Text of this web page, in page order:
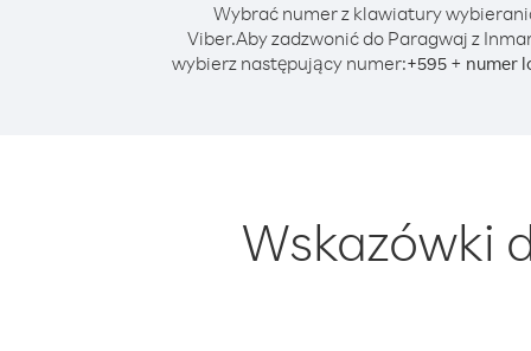
Wybrać numer z klawiatury
Viber.Aby zadzwonić do Paragwaj z
wybierz następujący numer:+595+ numer
Wskazówki